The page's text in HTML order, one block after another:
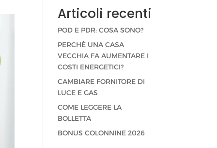
Articoli recenti
POD E PDR: COSA SONO?
PERCHÈ UNA CASA
VECCHIA FA AUMENTARE I
COSTI ENERGETICI?
CAMBIARE FORNITORE DI
LUCE E GAS
COME LEGGERE LA
BOLLETTA
BONUS COLONNINE 2026